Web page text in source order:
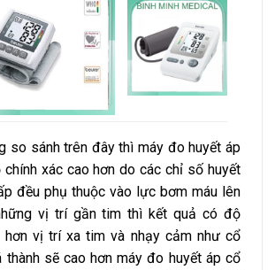
so sánh trên đây thì máy đo huyết áp
xác cao hơn do các chỉ số huyết
đều phụ thuộc vào lực bơm máu lên
vị trí gần tim thì kết quả có độ
hơn vị trí xa tim và nhạy cảm như cổ
thành sẽ cao hơn máy đo huyết áp cổ